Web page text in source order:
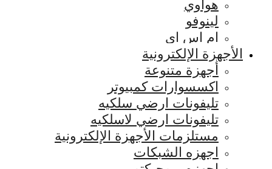
هواوي
لينوفو
ام اس اي
الأجهزة الإلكترونية
أجهزة متنوعة
اكسسوارات كمبيوتر
تليفونات ارضي سلكيه
تليفونات ارضي لاسلكيه
مستلزمات الأجهزة الإلكترونية
اجهزه الشبكات